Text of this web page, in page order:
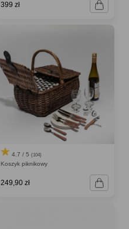
399 zł
4.7 / 5 (104)
Koszyk piknikowy
249,90 zł